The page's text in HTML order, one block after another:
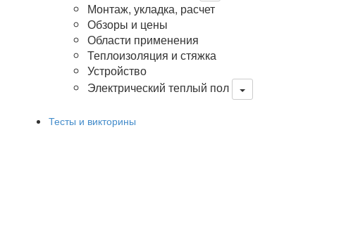
Монтаж, укладка, расчет
Обзоры и цены
Области применения
Теплоизоляция и стяжка
Устройство
Электрический теплый пол
Тесты и викторины